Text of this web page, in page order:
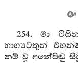
254. මා
භාග්‍යවතුන්
නම් වූ අනේපිඬු